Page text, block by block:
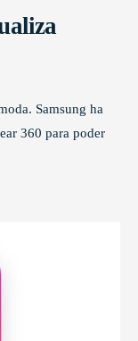
Samsung ha
360 para poder